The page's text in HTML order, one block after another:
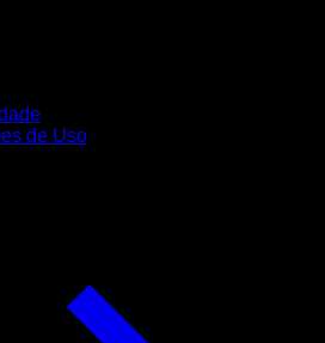
de Uso